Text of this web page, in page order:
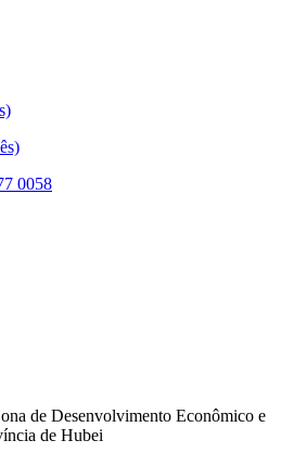
0058
de Desenvolvimento Econômico e
de Hubei